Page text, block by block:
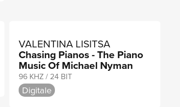
VALENTINA LISITSA
Chasing Pianos - The Piano
Music Of Michael Nyman
96 KHZ / 24 BIT
Digitale